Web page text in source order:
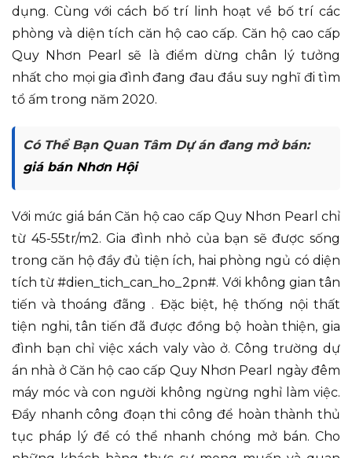
dụng. Cùng với cách bố trí linh hoạt về bố trí các
phòng và diện tích căn hộ cao cấp. Căn hộ cao cấp
Quy Nhơn Pearl sẽ là điểm dừng chân lý tưởng
nhất cho mọi gia đình đang đau đầu suy nghĩ đi tìm
tổ ấm trong năm 2020.
Có Thể Bạn Quan Tâm Dự án đang mở bán:
giá bán Nhơn Hội
Với mức giá bán Căn hộ cao cấp Quy Nhơn Pearl chỉ
từ 45-55tr/m2. Gia đình nhỏ của bạn sẽ được sống
trong căn hộ đầy đủ tiện ích, hai phòng ngủ có diện
tích từ #dien_tich_can_ho_2pn#. Với không gian tân
tiến và thoáng đãng . Đặc biệt, hệ thống nội thất
tiện nghi, tân tiến đã được đồng bộ hoàn thiện, gia
đình bạn chỉ việc xách valy vào ở. Công trường dự
án nhà ở Căn hộ cao cấp Quy Nhơn Pearl ngày đêm
máy móc và con người không ngừng nghỉ làm việc.
Đẩy nhanh công đoạn thi công để hoàn thành thủ
tục pháp lý để có thể nhanh chóng mở bán. Cho